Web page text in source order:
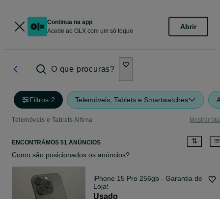
Continua na app
Acede ao OLX com um só toque
Abrir
O que procuras?
Filtros·2 Telemóveis, Tablets e Smartwatches
Telemóveis e Tablets Alfena Mostrar
ENCONTRÁMOS 51 ANÚNCIOS
Como são posicionados os anúncios?
iPhone 15 Pro 256gb - Garantia de
Loja!
Usado